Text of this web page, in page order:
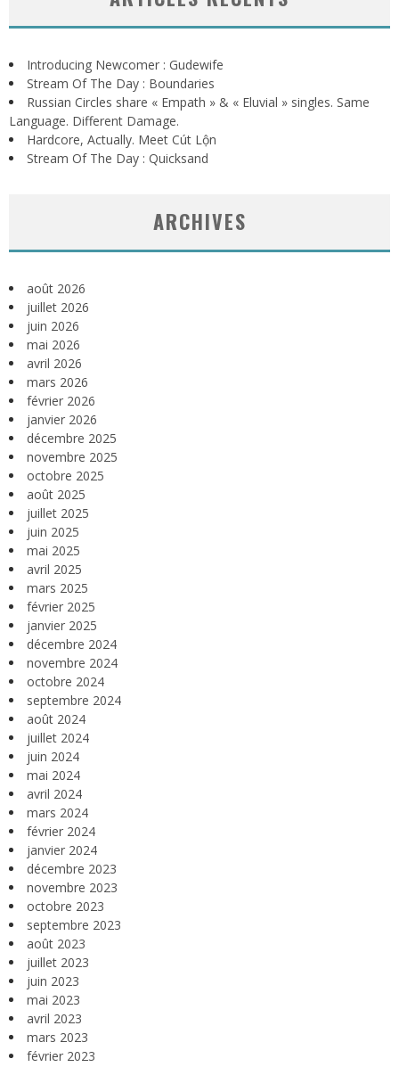
Introducing Newcomer : Gudewife
Stream Of The Day : Boundaries
Russian Circles share « Empath » & « Eluvial » singles. Same
Language. Different Damage.
Hardcore, Actually. Meet Cút Lộn
Stream Of The Day : Quicksand
ARCHIVES
août 2026
juillet 2026
juin 2026
mai 2026
avril 2026
mars 2026
février 2026
janvier 2026
décembre 2025
novembre 2025
octobre 2025
août 2025
juillet 2025
juin 2025
mai 2025
avril 2025
mars 2025
février 2025
janvier 2025
décembre 2024
novembre 2024
octobre 2024
septembre 2024
août 2024
juillet 2024
juin 2024
mai 2024
avril 2024
mars 2024
février 2024
janvier 2024
décembre 2023
novembre 2023
octobre 2023
septembre 2023
août 2023
juillet 2023
juin 2023
mai 2023
avril 2023
mars 2023
février 2023